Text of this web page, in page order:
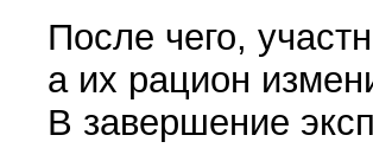
После чего,
а их рацион
В завершение